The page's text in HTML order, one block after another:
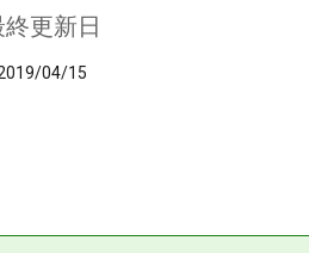
終更新日
04/15